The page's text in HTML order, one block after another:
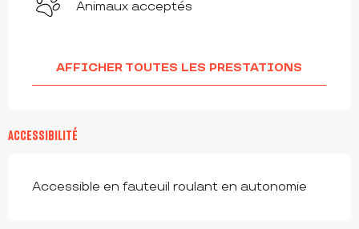
Animaux acceptés
AFFICHER TOUTES LES PRESTATIONS
ACCESSIBILITÉ
Accessible en fauteuil roulant en autonomie